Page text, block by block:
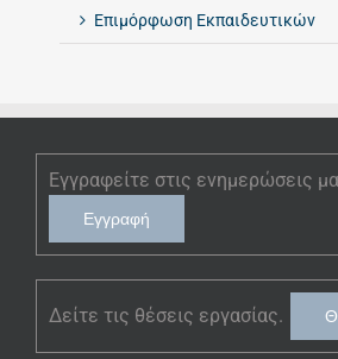
Επιμόρφωση Εκπαιδευτικών
Εγγραφείτε στις ενημερώσεις
Εγγραφή
Δείτε τις θέσεις εργασίας.